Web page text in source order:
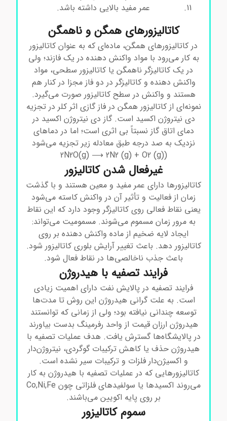
عمر مفید بالایی داشته باشد.
کاتالیزورهای همگن و ناهمگن
در کاتالیزورهای همگن، ماده‌ای که به عنوان کاتالیزور
به کار می‌رود با مواد واکنش دهنده در یک فازند؛ ولی
در یک کاتالیزگر ناهمگن یا کاتالیزور سطحی، مواد
واکنش دهنده و کاتالیزگر در دو فاز مجزا در کنار هم
هستند و واکنش در سطح کاتالیزور صورت می‌گیرد.
نمونه‌ای از کاتالیزور همگن در فاز گازی اثر کلر در تجزیه
دی نیتروژن اکسید است. گاز دی نیتروژن اکسید در
دمای اتاق گاز نسبتاً بی اثری است؛ اما در دماهای
نزدیک به صد درجه طبق معادله زیر تجزیه می‌شود
غیرفعال شدن کاتالیزور
کاتالیزورها دارای عمر مفید و معین هستند و با گذشت
زمان از فعالیت و تأثیر آن در واکنش کاسته می‌شود
یعنی نقاط فعالی روی کاتالیزگر وجود دارد که این نقاط
به مرور زمان مسموم می‌شوند. مسمومیت می‌تواند:
ایجاد لایه ضخیم از ماده واکنش دهنده بر روی
کاتالیزور دهد. باعث تغییر آرایش بلوری کاتالیزور شود.
باعث جذب ناخالصی‌ها در نقاط فعال شود.
فرایند تصفیه با هیدروژن
فرایند تصفیه در پالایش نفت دارای اهمیت زیادی
است. به علت گرانی هیدروژن این روش تا مدت‌ها
توسعه چندانی نیافته بود؛ ولی از زمانی که توانستند
هیدروژن ارزان قیمت از واحد رفرمینگ بدست بیاورند
در پالایشگاه‌ها گسترش یافت. هدف عملیات تصفیه با
هیدروژن حذف یا کاهش ترکیبات گوگردی، نیتروژن‌دار
و اکسیژن‌دار فلزات و ترکیبات سیر نشده است.
کاتالیزورهایی که در عملیات تصفیه با هیدروژن به کار
می‌روند اکسیدها یا سولفیدهای فلزاتی چون Co,Ni,Fe
بر روی پایه اکویین می‌باشند.
سموم کاتالیزور